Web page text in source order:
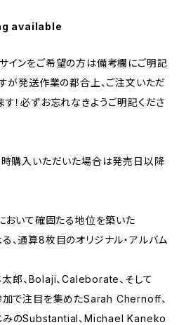
available
インをご希望の方は備考欄にご明記
が発送作業の都合上、ご注文いただ
！必ずお忘れなきようご明記くださ
購入いただいた場合は発売日以降
いて確固たる地位を築いた
通算8枚目のオリジナル・アルバム
郎、Bolaji、Caleborate、そして
で注目を集めたSarah Chernoff、
みのSubstantial、Michael Kaneko